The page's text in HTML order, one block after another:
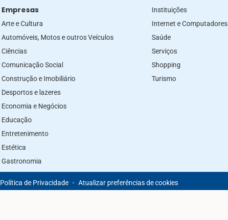
Empresas
Arte e Cultura
Automóveis, Motos e outros Veículos
Ciências
Comunicação Social
Construção e Imobiliário
Desportos e lazeres
Economia e Negócios
Educação
Entretenimento
Estética
Gastronomia
Instituições
Internet e Computadores
Saúde
Serviços
Shopping
Turismo
Política de Privacidade - Atualizar preferências de cookies